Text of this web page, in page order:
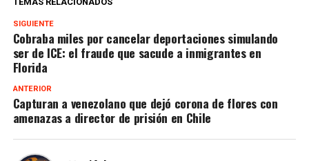
SIGUIENTE
Cobraba miles por cancelar deportaciones simulando
ser de ICE: el fraude que sacude a inmigrantes en
Florida
ANTERIOR
Capturan a venezolano que dejó corona de flores con
amenazas a director de prisión en Chile